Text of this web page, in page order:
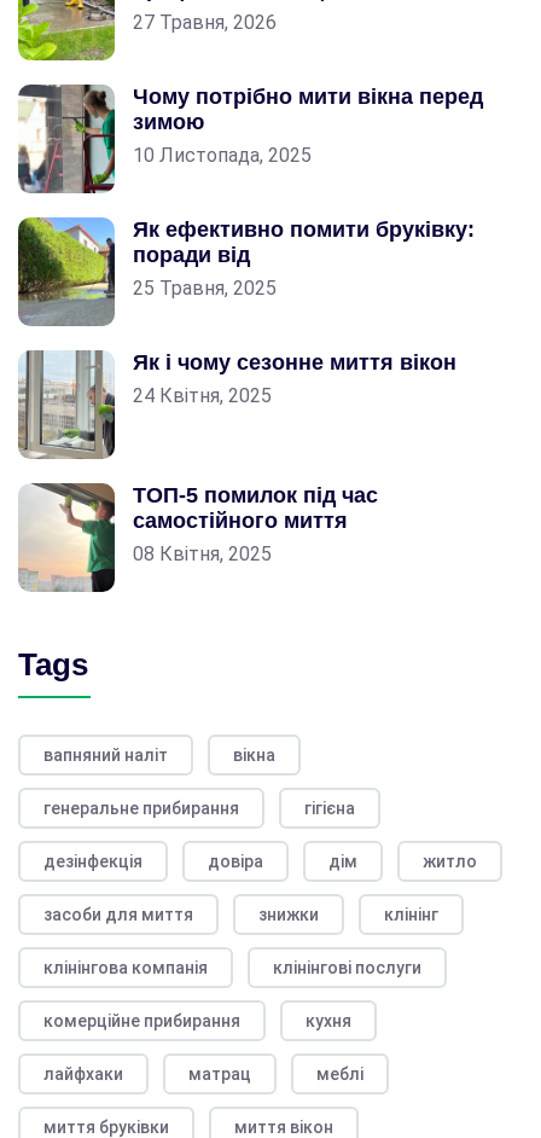
27 Травня, 2026
Чому потрібно мити вікна перед
зимою
10 Листопада, 2025
Як ефективно помити бруківку:
поради від
25 Травня, 2025
Як і чому сезонне миття вікон
24 Квітня, 2025
ТОП-5 помилок під час
самостійного миття
08 Квітня, 2025
Tags
вапняний наліт вікна
генеральне прибирання гігієна
дезінфекція довіра дім житло
засоби для миття знижки клінінг
клінінгова компанія клінінгові послуги
комерційне прибирання кухня
лайфхаки матрац меблі
миття бруківки миття вікон